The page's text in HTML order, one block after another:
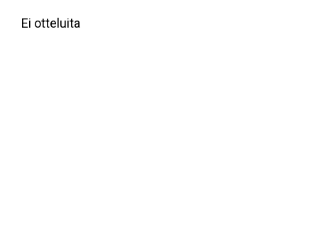
Ei otteluita